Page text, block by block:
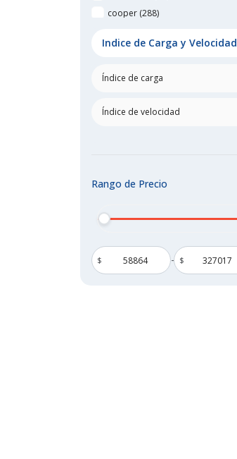
cooper (288)
delmax(2)
grenlander
(38)
haida
Indice de Carga y Velocidad
Rango de Precio
$ - $